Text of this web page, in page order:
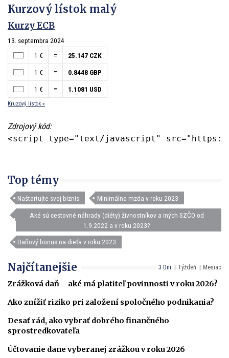
Kurzový lístok malý
Kurzy ECB
13. septembra 2024
1 €
= 25.147 CZK
1 € = 0.8448 GBP
1 € = 1.1081 USD
Kruzový lístok »
Zdrojový kód:
<script type="text/javascript" src="https://
Top témy
Naštartujte svoj biznis Minimálna mzda v roku 2023
Aké sú cestovné náhrady (diéty) živnostníkov a iných SZČO od
1.9.2022 a v roku 2023?
Daňový bonus na dieťa v roku 2023
3 Dni Týždeň Mesiac
Najčítanejšie
Zrážková daň – aké má platiteľ povinnosti v roku 2026?
Ako znížiť riziko pri založení spoločného podnikania?
Desať rád, ako vybrať dobrého finančného
sprostredkovateľa
Účtovanie dane vyberanej zrážkou v roku 2026